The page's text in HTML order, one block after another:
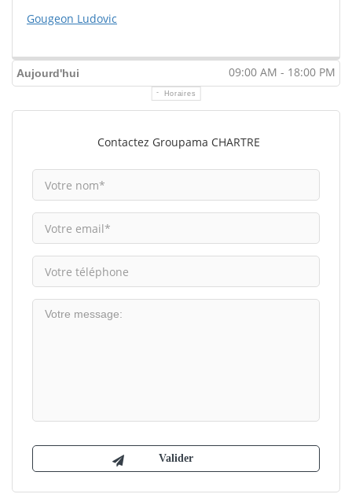
Gougeon Ludovic
Aujourd'hui 09:00 AM - 18:00 PM
Horaires
Contactez Groupama CHARTRE